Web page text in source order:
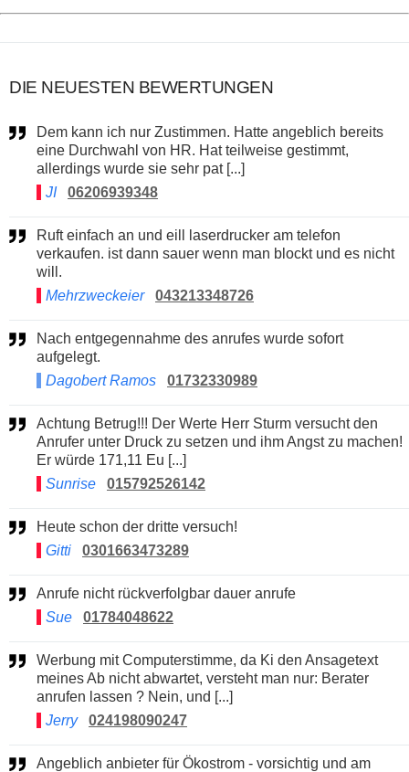
DIE NEUESTEN BEWERTUNGEN
Dem kann ich nur Zustimmen. Hatte angeblich bereits
eine Durchwahl von HR. Hat teilweise gestimmt,
allerdings wurde sie sehr pat [...]
JI
06206939348
Ruft einfach an und eill laserdrucker am telefon
verkaufen. ist dann sauer wenn man blockt und es nicht
will.
Mehrzweckeier
043213348726
Nach entgegennahme des anrufes wurde sofort
aufgelegt.
Dagobert Ramos
01732330989
Achtung Betrug!!! Der Werte Herr Sturm versucht den
Anrufer unter Druck zu setzen und ihm Angst zu machen!
Er würde 171,11 Eu [...]
Sunrise
015792526142
Heute schon der dritte versuch!
Gitti
0301663473289
Anrufe nicht rückverfolgbar dauer anrufe
Sue
01784048622
Werbung mit Computerstimme, da Ki den Ansagetext
meines Ab nicht abwartet, versteht man nur: Berater
anrufen lassen ? Nein, und [...]
Jerry
024198090247
Angeblich anbieter für Ökostrom - vorsichtig und am